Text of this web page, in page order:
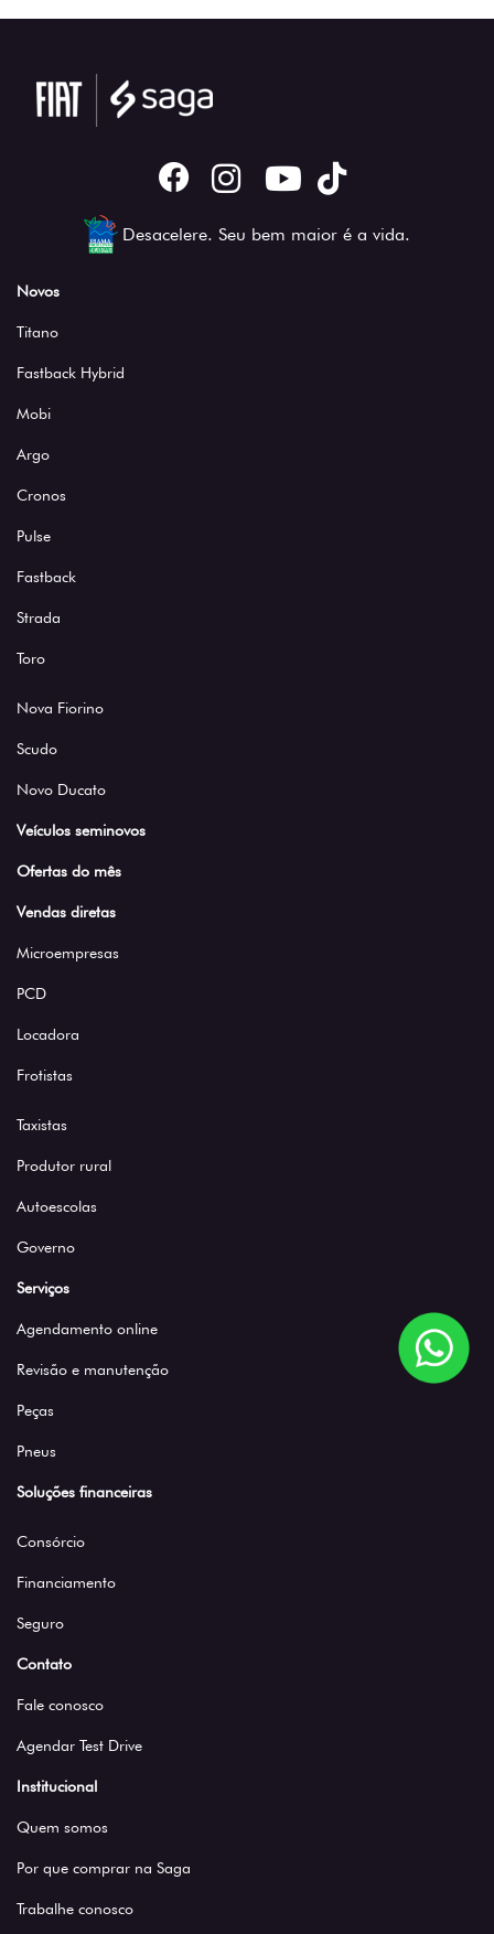
Desacelere. Seu bem maior é a vida.
Novos
Titano
Fastback Hybrid
Mobi
Argo
Cronos
Pulse
Fastback
Strada
Toro
Nova Fiorino
Scudo
Novo Ducato
Veículos seminovos
Ofertas do mês
Vendas diretas
Microempresas
PCD
Locadora
Frotistas
Taxistas
Produtor rural
Autoescolas
Governo
Serviços
Agendamento online
Revisão e manutenção
Peças
Pneus
Soluções financeiras
Consórcio
Financiamento
Seguro
Contato
Fale conosco
Agendar Test Drive
Institucional
Quem somos
Por que comprar na Saga
Trabalhe conosco